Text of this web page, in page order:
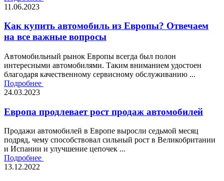
11.06.2023
Как купить автомобиль из Европы? Отвечаем
на все важные вопросы
Автомобильный рынок Европы всегда был полон
интересными автомобилями. Таким вниманием удостоен
благодаря качественному сервисному обслуживанию ...
Подробнее
24.03.2023
Европа продлевает рост продаж автомобилей
Продажи автомобилей в Европе выросли седьмой месяц
подряд, чему способствовал сильный рост в Великобритании
и Испании и улучшение цепочек ...
Подробнее
13.12.2022